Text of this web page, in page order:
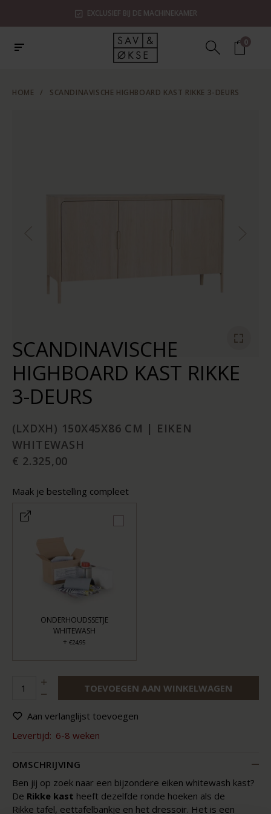
EXCLUSIEF BIJ DE MACHINEKAMER
0
HOME / SCANDINAVISCHE HIGHBOARD KAST RIKKE 3-DEURS
SCANDINAVISCHE
HIGHBOARD KAST RIKKE
3-DEURS
(LXDXH) 150X45X86 CM | EIKEN
WHITEWASH
€ 2.325,00
Maak je bestelling compleet
ONDERHOUDSSETJE
WHITEWASH
+ €24,95
TOEVOEGEN AAN WINKELWAGEN
Aan verlanglijst toevoegen
Levertijd: 6-8 weken
OMSCHRIJVING
Ben jij op zoek naar een bijzondere eiken whitewash kast?
De Rikke kast heeft dezelfde ronde hoeken als de
Rikke tafel, eettafelbankje en het dressoir. Het is een